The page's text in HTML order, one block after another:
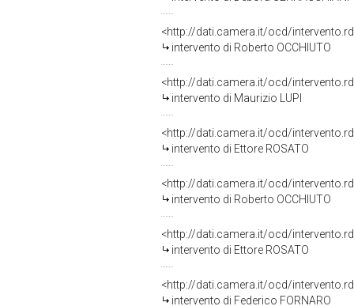
<http://dati.camera.it/ocd/
intervento di Roberto OCCHIUTO
<http://dati.camera.it/ocd/
intervento di Maurizio LUPI
<http://dati.camera.it/ocd/
intervento di Ettore ROSATO
<http://dati.camera.it/ocd/
intervento di Roberto OCCHIUTO
<http://dati.camera.it/ocd/
intervento di Ettore ROSATO
<http://dati.camera.it/ocd/
intervento di Federico FORNARO